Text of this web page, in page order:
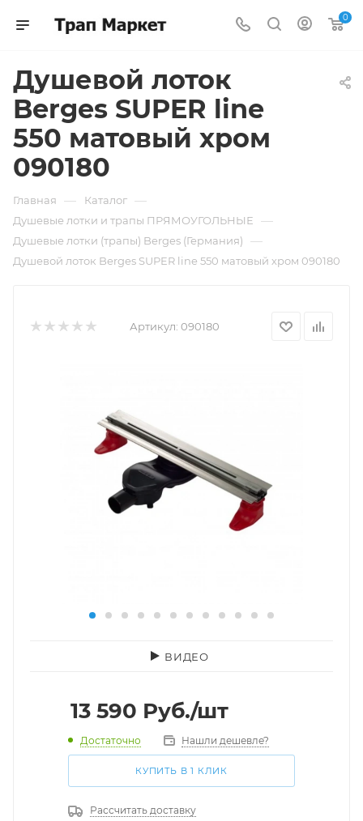
0
Душевой лоток
Berges SUPER line
550 матовый хром
090180
Главная — Каталог —
Душевые лотки и трапы ПРЯМОУГОЛЬНЫЕ —
Душевые лотки (трапы) Berges (Германия) —
Душевой лоток Berges SUPER line 550 матовый хром 090180
Артикул: 090180
ВИДЕО
13 590 Руб./шт
Достаточно Нашли дешевле?
КУПИТЬ В 1 КЛИК
Рассчитать доставку